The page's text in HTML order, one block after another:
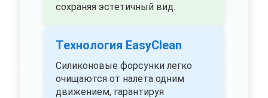
сохраняя эстетичный вид.
Технология EasyClean
Силиконовые форсунки легко
очищаются от налета одним
движением, гарантируя